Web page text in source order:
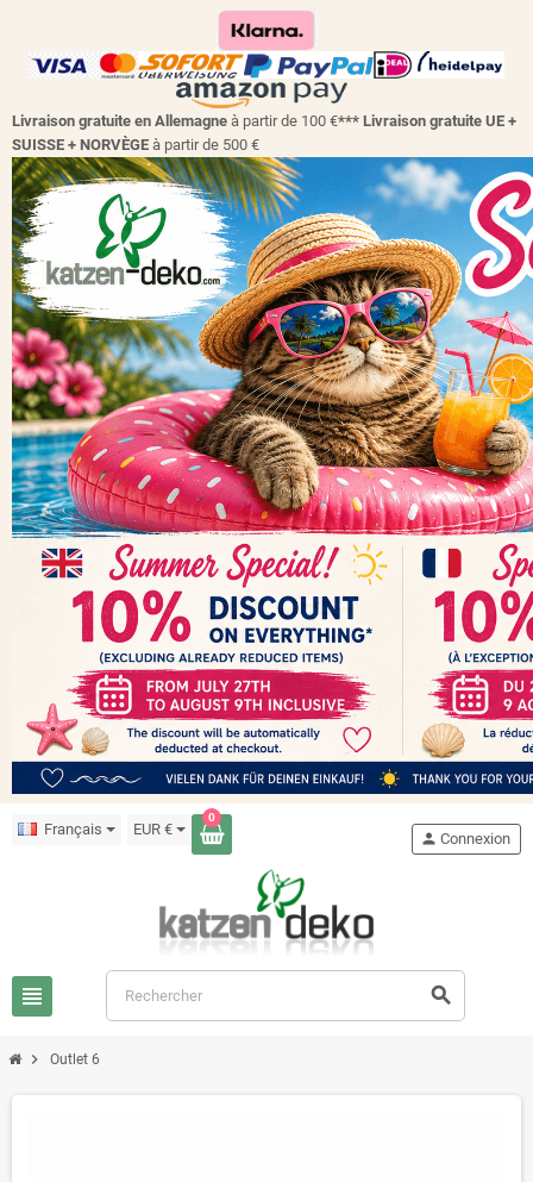
Livraison gratuite en Allemagne à partir de 100 €*** Livraison gratuite UE +
SUISSE + NORVÈGE à partir de 500 €
Français EUR €
0
view_headline search
person Connexion
chevron_right Outlet 6